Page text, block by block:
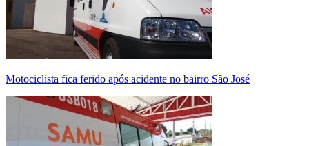
Motociclista fica ferido após acidente no bairro São José